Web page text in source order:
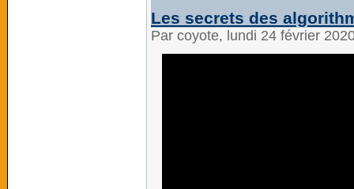
Les secrets des
Par coyote, lundi 24 février